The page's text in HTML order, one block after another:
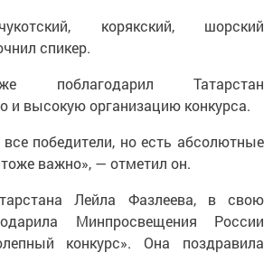
корякский, шорский
спикер.
поблагодарил Татарстан
и высокую организацию конкурса.
победители, но есть абсолютные
важно», — отметил он.
Лейла Фазлеева, в свою
Минпросвещения России
конкурс». Она поздравила